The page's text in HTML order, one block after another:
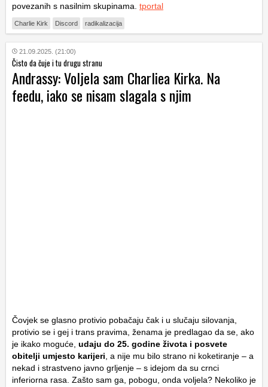
povezanih s nasilnim skupinama. tportal
Charlie Kirk Discord radikalizacija
21.09.2025. (21:00)
Čisto da čuje i tu drugu stranu
Andrassy: Voljela sam Charliea Kirka. Na
feedu, iako se nisam slagala s njim
Čovjek se glasno protivio pobačaju čak i u slučaju silovanja,
protivio se i gej i trans pravima, ženama je predlagao da se, ako
je ikako moguće, udaju do 25. godine života i posvete
obitelji umjesto karijeri, a nije mu bilo strano ni koketiranje – a
nekad i strastveno javno grljenje – s idejom da su crnci
inferiorna rasa. Zašto sam ga, pobogu, onda voljela? Nekoliko je